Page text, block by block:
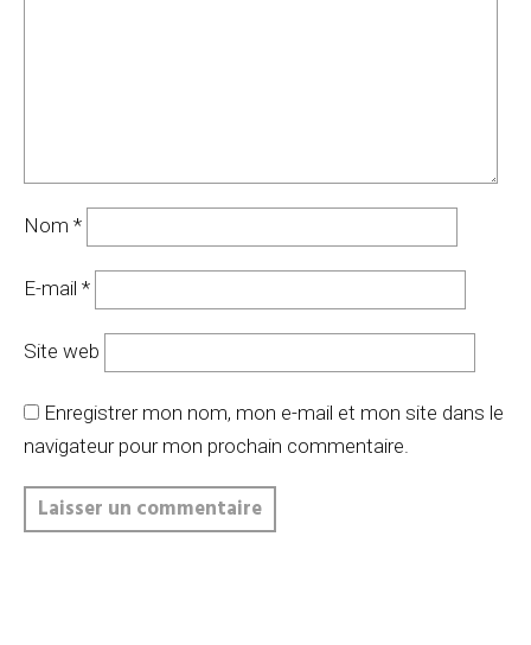
Nom *
E-mail *
Site web
Enregistrer mon nom, mon e-mail et mon site dans le
navigateur pour mon prochain commentaire.